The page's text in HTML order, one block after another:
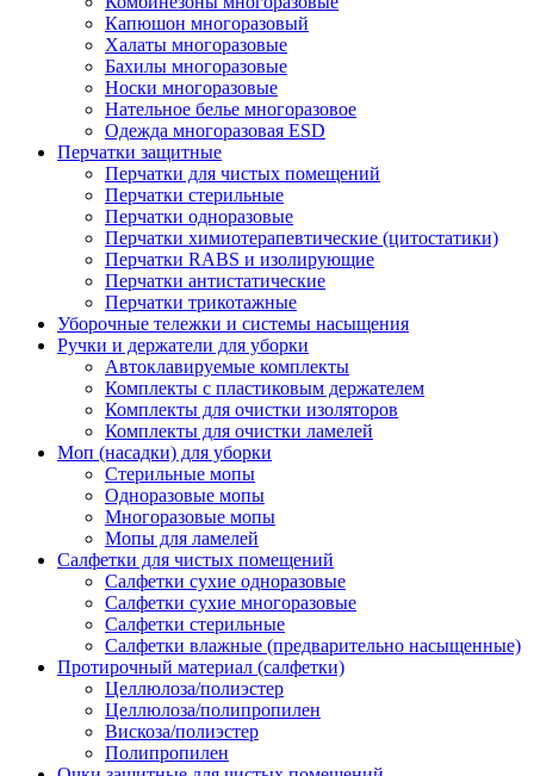
Капюшон многоразовый
Халаты многоразовые
Бахилы многоразовые
Носки многоразовые
Нательное белье многоразовое
Одежда многоразовая ESD
Перчатки защитные
Перчатки для чистых помещений
Перчатки стерильные
Перчатки одноразовые
Перчатки химиотерапевтические (цитостатики)
Перчатки RABS и изолирующие
Перчатки антистатические
Перчатки трикотажные
Уборочные тележки и системы насыщения
Ручки и держатели для уборки
Автоклавируемые комплекты
Комплекты с пластиковым держателем
Комплекты для очистки изоляторов
Комплекты для очистки ламелей
Моп (насадки) для уборки
Стерильные мопы
Одноразовые мопы
Многоразовые мопы
Мопы для ламелей
Салфетки для чистых помещений
Салфетки сухие одноразовые
Салфетки сухие многоразовые
Салфетки стерильные
Салфетки влажные (предварительно насыщенные)
Протирочный материал (салфетки)
Целлюлоза/полиэстер
Целлюлоза/полипропилен
Вискоза/полиэстер
Полипропилен